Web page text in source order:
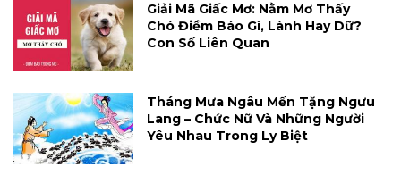
Giải Mã Giấc Mơ: Nằm Mơ Thấy
Chó Điềm Báo Gì, Lành Hay Dữ?
Con Số Liên Quan
Tháng Mưa Ngâu Mến Tặng Ngưu
Lang – Chức Nữ Và Những Người
Yêu Nhau Trong Ly Biệt